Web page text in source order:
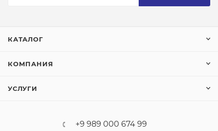
КАТАЛОГ
КОМПАНИЯ
УСЛУГИ
+9 989 000 674 99